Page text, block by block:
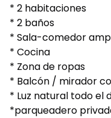
* 2 habitaciones
* 2 baños
* Sala-comedor
* Cocina
* Zona de ropas
* Balcón / mirador
* Luz natural todo el
*parqueadero